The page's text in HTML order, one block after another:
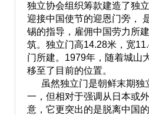
独立协会组织筹款建造了独
迎接中国使节的迎恩门旁，
锡的指导，雇佣中国劳力所
筑。独立门高14.28米，宽
门所建。1979年，随着城山
移至了目前的位置。
虽然独立门是朝鲜末期独
一，但相对于强调从日本或
意，它更突出的是脱离中国的